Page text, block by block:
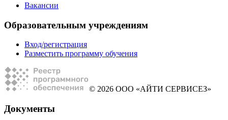
Вакансии
Образовательным учреждениям
Вход/регистрация
Разместить программу обучения
© 2026 ООО «АЙТИ СЕРВИСЕЗ»
Документы